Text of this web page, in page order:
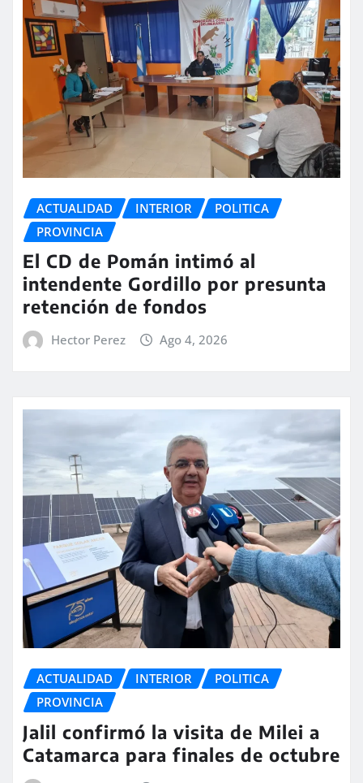
ACTUALIDAD INTERIOR
POLITICA
PROVINCIA
El CD de Pomán intimó al
intendente Gordillo por presunta
retención de fondos
Hector Perez Ago 4, 2026
ACTUALIDAD INTERIOR
POLITICA
PROVINCIA
Jalil confirmó la visita de Milei a
Catamarca para finales de octubre